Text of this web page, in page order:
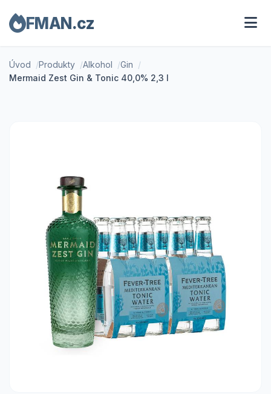
FMAN.cz
Úvod Produkty Alkohol
Gin
Mermaid Zest Gin & Tonic 40,0% 2,3 l